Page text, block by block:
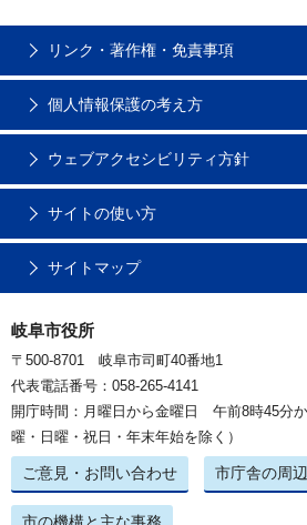
リンク・著作権・免責事項
個人情報保護の考え方
ウェブアクセシビリティ方針
サイトの使い方
サイトマップ
岐阜市役所
〒500-8701 岐阜市司町40番地1
代表電話番号：058-265-4141
開庁時間：月曜日から金曜日 午前8時45分
曜・日曜・祝日・年末年始を除く）
ご意見・お問い合わせ 市庁舎の周